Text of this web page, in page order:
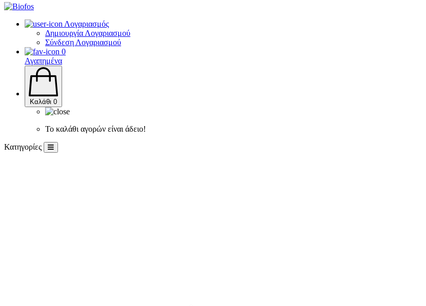
Λογαριασμός
Δημιουργία Λογαριασμού
Σύνδεση Λογαριασμού
0
Αγαπημένα
Καλάθι 0
Το καλάθι αγορών είναι άδειο!
Κατηγορίες